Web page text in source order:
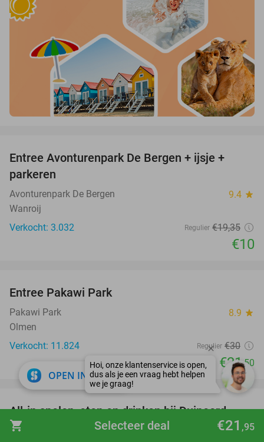
shopping_cart €21 ,95
Selecteer deal
Entree Avonturenpark De Bergen + ijsje +
parkeren
Avonturenpark De Bergen 9.4 star
Wanroij
Verkocht: 3.032
Regulier €19,35
€10
Entree Pakawi Park
Pakawi Park 8.9 star
Olmen
Verkocht: 11.824
Regulier €30
€21,50
19%
favorite_border
All-in spelen, eten en drinken bij Duinoord
Duinoord 9.8star
OPEN IN APP close